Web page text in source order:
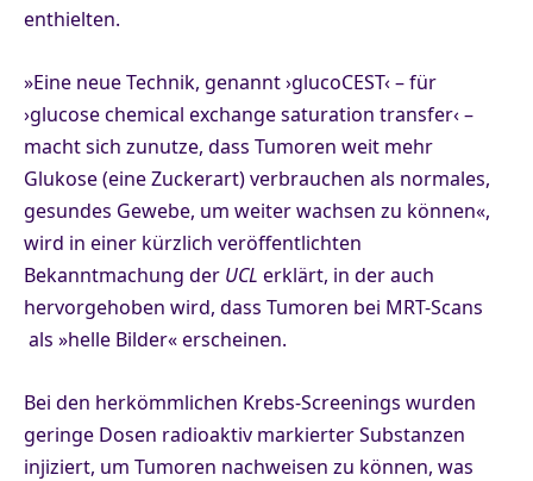
enthielten.
»Eine neue Technik, genannt ›glucoCEST‹ – für
›glucose chemical exchange saturation transfer‹ –
macht sich zunutze, dass Tumoren weit mehr
Glukose (eine Zuckerart) verbrauchen als normales,
gesundes Gewebe, um weiter wachsen zu können«,
wird in einer kürzlich veröffentlichten
Bekanntmachung der UCL erklärt, in der auch
hervorgehoben wird, dass Tumoren bei MRT-Scans
als »helle Bilder« erscheinen.
Bei den herkömmlichen Krebs-Screenings wurden
geringe Dosen radioaktiv markierter Substanzen
injiziert, um Tumoren nachweisen zu können, was